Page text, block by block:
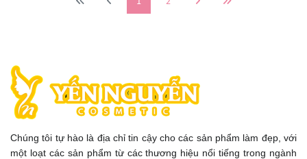
Chúng tôi tự hào là địa chỉ tin cậy cho các sản phẩm làm đẹp, với
một loạt các sản phẩm từ các thương hiệu nổi tiếng trong ngành